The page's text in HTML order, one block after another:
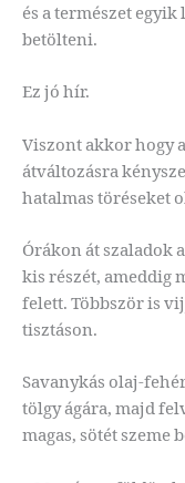
és a természet
betölteni.
Ez jó hír.
Viszont akkor hogy
átváltozásra
hatalmas töréseket
Órákon át szaladok
kis részét, ameddig
felett. Többször is
tisztáson.
Savanykás olaj-
tölgy ágára, majd
magas, sötét szeme